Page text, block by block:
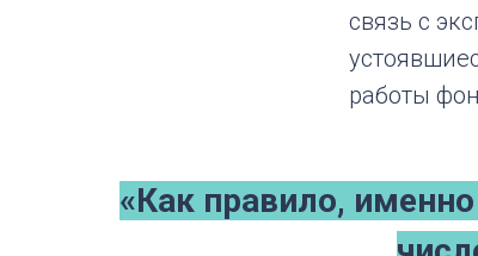
связь с
работы
«Как правило,